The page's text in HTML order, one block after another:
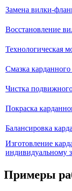
Замена вилки-
Восстановление
Технологическая
Смазка карданного
Чистка
Покраска
Балансировка
Изготовление
индивидуальному
Примеры